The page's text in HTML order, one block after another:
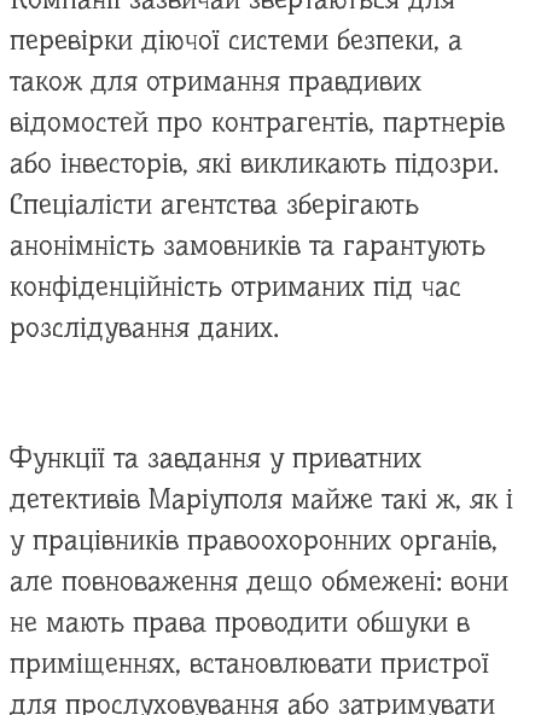
перевірки діючої системи безпеки, а
також для отримання правдивих
відомостей про контрагентів, партнерів
або інвесторів, які викликають підозри.
Спеціалісти агентства зберігають
анонімність замовників та гарантують
конфіденційність отриманих під час
розслідування даних.
Функції та завдання у приватних
детективів Маріуполя майже такі ж, як і
у працівників правоохоронних органів,
але повноваження дещо обмежені: вони
не мають права проводити обшуки в
приміщеннях, встановлювати пристрої
для прослуховування або затримувати